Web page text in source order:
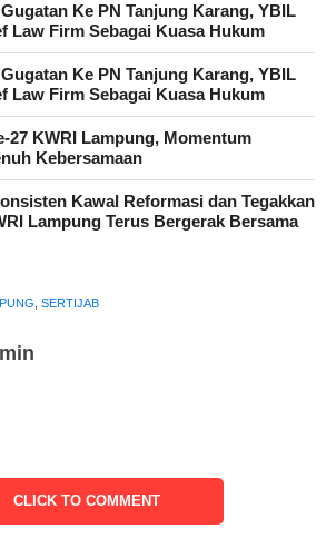
Kompol Agung Ferdika, S.H.,
Utama dan para perwira. Kapolsek
dengan personel upacara itu diikuti
personel Polsek jajaran, ASN
Bhayangkari beserta anggotanya.
tanggal 31 Oktober 2023, tentang
Pengangkatan dalam Jabatan di
sederhana melalui rangkaian laporan
dan pejabat pengukuhan dilanjutkan
Ke PN Tanjung Karang, YBIL
Law Firm Sebagai Kuasa Hukum
Ke PN Tanjung Karang, YBIL
Law Firm Sebagai Kuasa Hukum
27 KWRI Lampung, Momentum
Kebersamaan
Kawal Reformasi dan Tegakkan
Lampung Terus Bergerak Bersama
SERTIJAB
CLICK TO COMMENT